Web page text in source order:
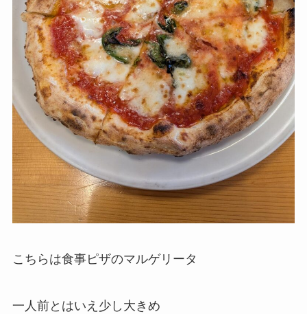
こちらは食事ピザのマルゲリータ
一人前とはいえ少し大きめ